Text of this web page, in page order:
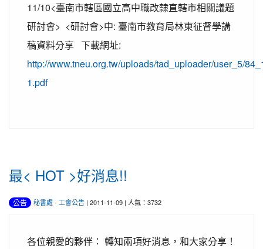
11/10<臺南市轄區國立高中職改隸直轄市相關議題
研討會> <研討會>中: 臺南市教育局林東征督學講
稿資料分享 下載網址:
http://www.tneu.org.tw/uploads/tad_uploader/user_5/
1.pdf
最< HOT >好消息!!
公告 秘書處- 工會公告 | 2011-11-09 | 人氣：3732
各位親愛的夥伴： 轉知兩項好消息，和大家分享！